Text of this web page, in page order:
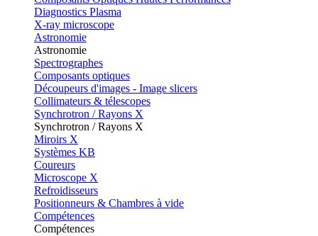
Diagnostics Plasma
X-ray microscope
Astronomie
Astronomie
Spectrographes
Composants optiques
Découpeurs d'images - Image slicers
Collimateurs & télescopes
Synchrotron / Rayons X
Synchrotron / Rayons X
Miroirs X
Systèmes KB
Coureurs
Microscope X
Refroidisseurs
Positionneurs & Chambres à vide
Compétences
Compétences